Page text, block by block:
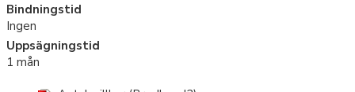
Bindningstid
Ingen
Uppsägningstid
1 mån